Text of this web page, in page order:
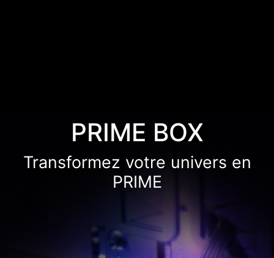
PRIME BOX
Transformez votre univers en
PRIME